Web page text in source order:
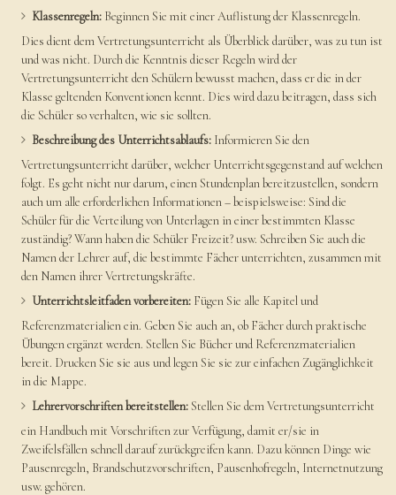
Klassenregeln:Beginnen Sie mit einer Auflistung der Klassenregeln.
Dies dient dem Vertretungsunterricht als Überblick darüber, was zu tun ist
und was nicht. Durch die Kenntnis dieser Regeln wird der
Vertretungsunterricht den Schülern bewusst machen, dass er die in der
Klasse geltenden Konventionen kennt. Dies wird dazu beitragen, dass sich
die Schüler so verhalten, wie sie sollten.
Beschreibung des Unterrichtsablaufs:Informieren Sie den
Vertretungsunterricht darüber, welcher Unterrichtsgegenstand auf welchen
folgt. Es geht nicht nur darum, einen Stundenplan bereitzustellen, sondern
auch um alle erforderlichen Informationen – beispielsweise: Sind die
Schüler für die Verteilung von Unterlagen in einer bestimmten Klasse
zuständig? Wann haben die Schüler Freizeit? usw. Schreiben Sie auch die
Namen der Lehrer auf, die bestimmte Fächer unterrichten, zusammen mit
den Namen ihrer Vertretungskräfte.
Unterrichtsleitfaden vorbereiten:Fügen Sie alle Kapitel und
Referenzmaterialien ein. Geben Sie auch an, ob Fächer durch praktische
Übungen ergänzt werden. Stellen Sie Bücher und Referenzmaterialien
bereit. Drucken Sie sie aus und legen Sie sie zur einfachen Zugänglichkeit
in die Mappe.
Lehrervorschriften bereitstellen:Stellen Sie dem Vertretungsunterricht
ein Handbuch mit Vorschriften zur Verfügung, damit er/sie in
Zweifelsfällen schnell darauf zurückgreifen kann. Dazu können Dinge wie
Pausenregeln, Brandschutzvorschriften, Pausenhofregeln, Internetnutzung
usw. gehören.